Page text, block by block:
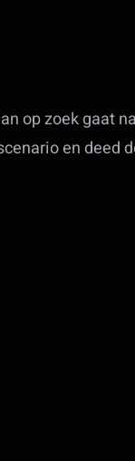
op zoek gaat
en deed